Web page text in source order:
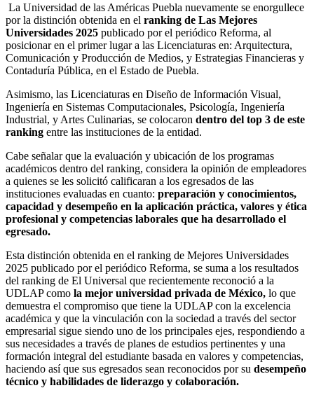
La Universidad de las Américas Puebla nuevamente se enorgullece
por la distinción obtenida en el ranking de Las Mejores
Universidades 2025 publicado por el periódico Reforma, al
posicionar en el primer lugar a las Licenciaturas en: Arquitectura,
Comunicación y Producción de Medios, y Estrategias Financieras y
Contaduría Pública, en el Estado de Puebla.
Asimismo, las Licenciaturas en Diseño de Información Visual,
Ingeniería en Sistemas Computacionales, Psicología, Ingeniería
Industrial, y Artes Culinarias, se colocaron dentro del top 3 de este
ranking entre las instituciones de la entidad.
Cabe señalar que la evaluación y ubicación de los programas
académicos dentro del ranking, considera la opinión de empleadores
a quienes se les solicitó calificaran a los egresados de las
instituciones evaluadas en cuanto: preparación y conocimientos,
capacidad y desempeño en la aplicación práctica, valores y ética
profesional y competencias laborales que ha desarrollado el
egresado.
Esta distinción obtenida en el ranking de Mejores Universidades
2025 publicado por el periódico Reforma, se suma a los resultados
del ranking de El Universal que recientemente reconoció a la
UDLAP como la mejor universidad privada de México, lo que
demuestra el compromiso que tiene la UDLAP con la excelencia
académica y que la vinculación con la sociedad a través del sector
empresarial sigue siendo uno de los principales ejes, respondiendo a
sus necesidades a través de planes de estudios pertinentes y una
formación integral del estudiante basada en valores y competencias,
haciendo así que sus egresados sean reconocidos por su desempeño
técnico y habilidades de liderazgo y colaboración.